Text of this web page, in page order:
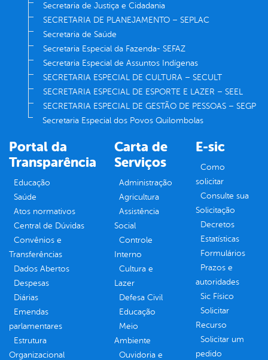
Secretaria de Justiça e Cidadania
SECRETARIA DE PLANEJAMENTO – SEPLAC
Secretaria de Saúde
Secretaria Especial da Fazenda- SEFAZ
Secretaria Especial de Assuntos Indígenas
SECRETARIA ESPECIAL DE CULTURA – SECULT
SECRETARIA ESPECIAL DE ESPORTE E LAZER – SEEL
SECRETARIA ESPECIAL DE GESTÃO DE PESSOAS – SEGP
Secretaria Especial dos Povos Quilombolas
Portal da
Transparência
Educação
Saúde
Atos normativos
Central de Dúvidas
Convênios e
Transferências
Dados Abertos
Despesas
Diárias
Emendas
parlamentares
Estrutura
Organizacional
Carta de
Serviços
Administração
Agricultura
Assistência
Social
Controle
Interno
Cultura e
Lazer
Defesa Civil
Educação
Meio
Ambiente
Ouvidoria e
E-sic
Como
solicitar
Consulte sua
Solicitação
Decretos
Estatísticas
Formulários
Prazos e
autoridades
Sic Físico
Solicitar
Recurso
Solicitar um
pedido